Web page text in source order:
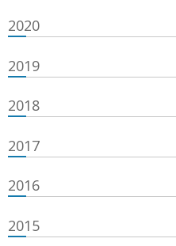
2020
2019
2018
2017
2016
2015